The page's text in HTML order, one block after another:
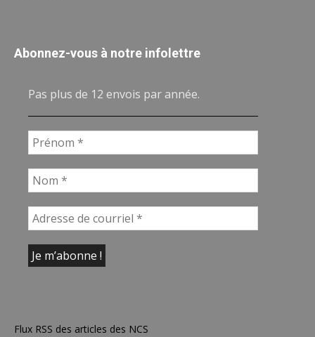
Abonnez-vous à notre infolettre
Pas plus de 12 envois par année.
Flux RSS des articles des NCS